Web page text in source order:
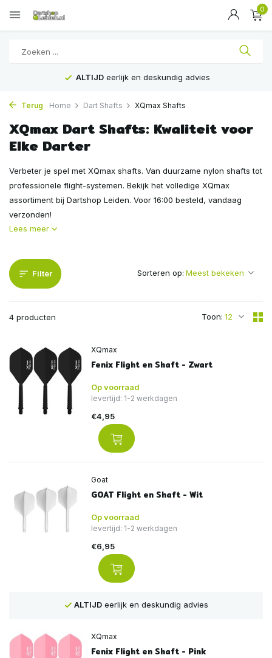
0
ALTIJD eerlijk en deskundig advies
Terug Home Dart Shafts XQmax Shafts
XQmax Dart Shafts: Kwaliteit voor
Elke Darter
Verbeter je spel met XQmax shafts. Van duurzame nylon shafts tot
professionele flight-systemen. Bekijk het volledige XQmax
assortiment bij Dartshop Leiden. Voor 16:00 besteld, vandaag
verzonden!
Lees meer
Filter
4 producten Toon:
Sorteren op:
XQmax
Fenix Flight en Shaft - Zwart
Op voorraad
levertijd: 1-2 werkdagen
€4,95
Goat
GOAT Flight en Shaft - Wit
Op voorraad
levertijd: 1-2 werkdagen
€6,95
en deskundig advies Voor
XQmax
Fenix Flight en Shaft - Pink